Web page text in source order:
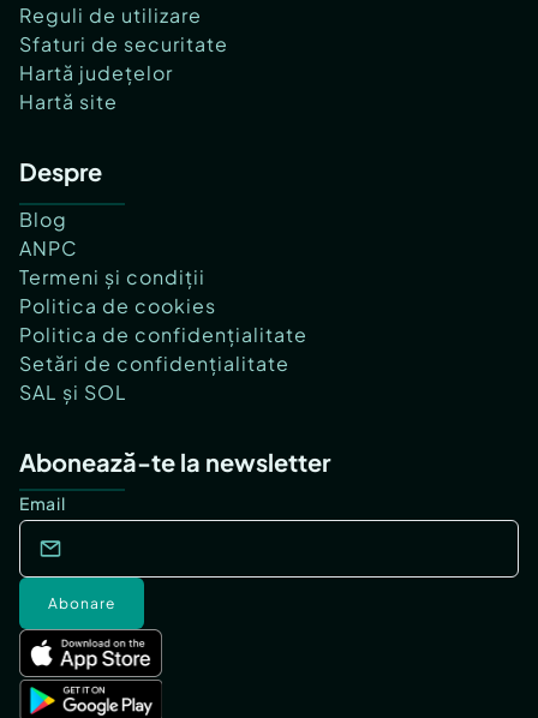
Reguli de utilizare
Sfaturi de securitate
Hartă județelor
Hartă site
Despre
Blog
ANPC
Termeni și condiții
Politica de cookies
Politica de confidențialitate
Setări de confidențialitate
SAL și SOL
Abonează-te la newsletter
Email
Abonare